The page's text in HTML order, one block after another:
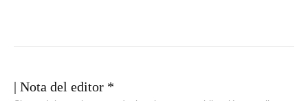
| Nota del editor *